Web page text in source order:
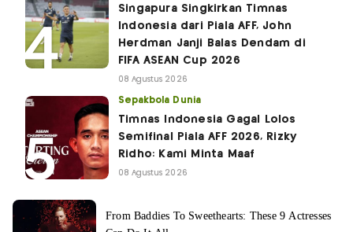
Singapura Singkirkan Timnas
Indonesia dari Piala AFF, John
Herdman Janji Balas Dendam di
FIFA ASEAN Cup 2026
08 Agustus 2026
Sepakbola Dunia
Timnas Indonesia Gagal Lolos
Semifinal Piala AFF 2026, Rizky
Ridho: Kami Minta Maaf
08 Agustus 2026